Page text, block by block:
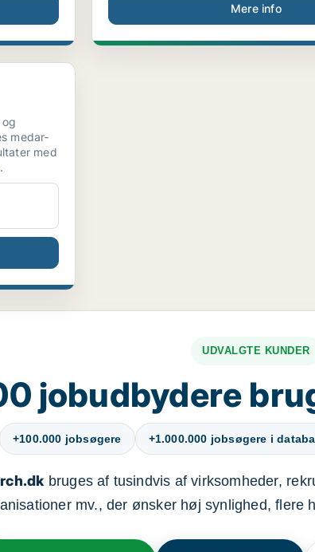
Mere info
medar­
med
UDVALGTE KUNDER
jobudbydere
+100.000 jobsøgere +1.000.000 jobsøgere i
bruges af tusindvis af virksomheder,
mv., der ønsker høj synlighed, flere